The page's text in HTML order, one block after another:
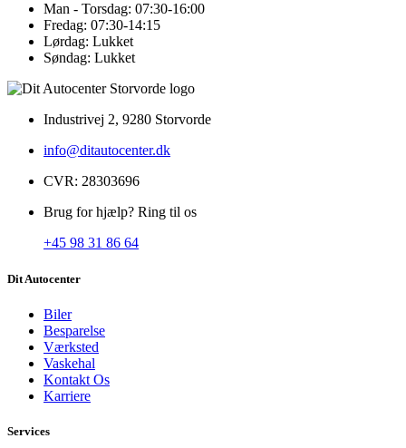
Man - Torsdag: 07:30-16:00
Fredag: 07:30-14:15
Lørdag: Lukket
Søndag: Lukket
Industrivej 2, 9280 Storvorde
info@ditautocenter.dk
CVR: 28303696
Brug for hjælp? Ring til os
+45 98 31 86 64
Dit Autocenter
Biler
Besparelse
Værksted
Vaskehal
Kontakt Os
Karriere
Services